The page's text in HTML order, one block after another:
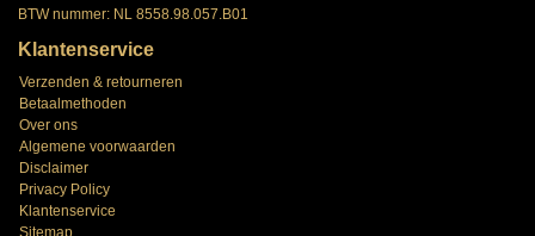
BTW nummer: NL 8558.98.057.B01
Klantenservice
Verzenden & retourneren
Betaalmethoden
Over ons
Algemene voorwaarden
Disclaimer
Privacy Policy
Klantenservice